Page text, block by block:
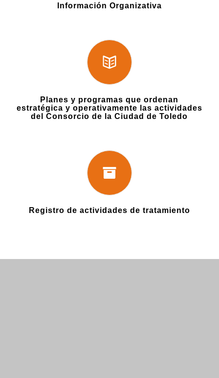
Información Organizativa
Planes y programas que ordenan
estratégica y operativamente las actividades
del Consorcio de la Ciudad de Toledo
Registro de actividades de tratamiento